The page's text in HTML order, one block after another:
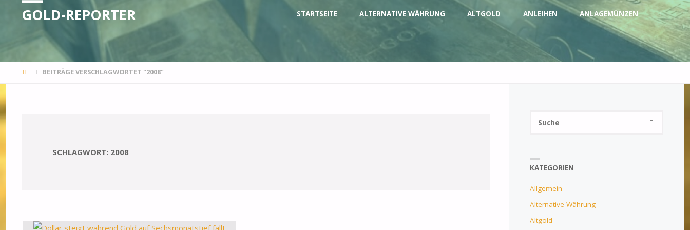
GOLD-REPORTER Zum
STARTSEITE ALTERNATIVE WÄHRUNG ALTGOLD ANLEIHEN ANLAGEMÜNZEN
SUCHE
STARTSEITE
BEITRÄGE VERSCHLAGWORTET "2008"
SCHLAGWORT: 2008
SUCHE
KATEGORIEN
Allgemein
Alternative Währung
Altgold